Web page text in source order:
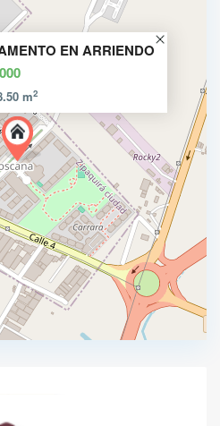
EN ARRIENDO
m2